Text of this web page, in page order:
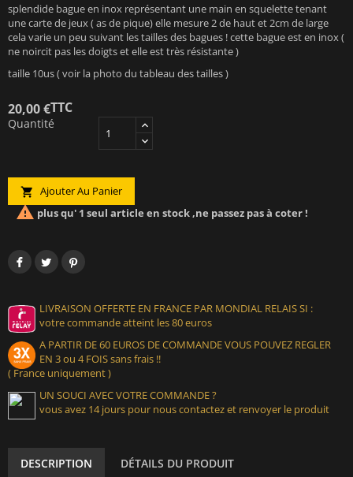
splendide bague en inox représentant une main en squelette tenant
une carte de jeux ( as de pique) elle mesure 2 de haut et 2cm de large
cela varie un peu suivant les tailles des bagues ! cette bague est en inox (
ne noircit pas les doigts et elle est très résistante )
taille 10us ( voir la photo du tableau des tailles )
20,00 €TTC
Quantité
 Ajouter Au Panier
 plus qu' 1 seul article en stock ,ne passez pas à coter !
LIVRAISON OFFERTE EN FRANCE PAR MONDIAL RELAIS SI :
votre commande atteint les 80 euros
A PARTIR DE 60 EUROS DE COMMANDE VOUS POUVEZ REGLER
EN 3 ou 4 FOIS sans frais !!
( France uniquement )
UN SOUCI AVEC VOTRE COMMANDE ?
vous avez 14 jours pour nous contactez et renvoyer le produit
DESCRIPTION DÉTAILS DU PRODUIT